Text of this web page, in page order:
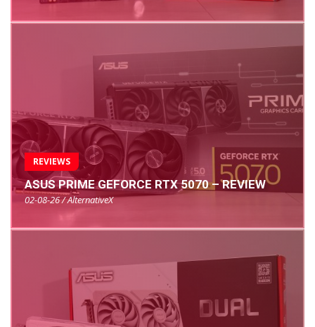
REVIEWS
ASUS PRIME GEFORCE RTX 5070 – REVIEW
02-08-26 / AlternativeX